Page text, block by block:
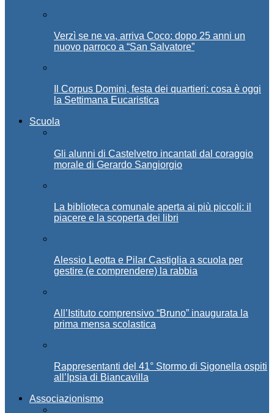
Verzì se ne va, arriva Coco: dopo 25 anni un
nuovo parroco a “San Salvatore”
Il Corpus Domini, festa dei quartieri: cosa è oggi
la Settimana Eucaristica
Scuola
Gli alunni di Castelvetro incantati dal coraggio
morale di Gerardo Sangiorgio
La biblioteca comunale aperta ai più piccoli: il
piacere e la scoperta dei libri
Alessio Leotta e Pilar Castiglia a scuola per
gestire (e comprendere) la rabbia
All’Istituto comprensivo “Bruno” inaugurata la
prima mensa scolastica
Rappresentanti del 41° Stormo di Sigonella ospiti
all’Ipsia di Biancavilla
Associazionismo